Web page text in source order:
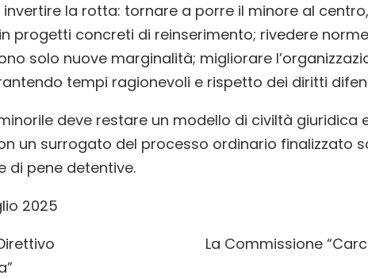
la rotta: tornare a porre il minore al centro,
progetti concreti di reinserimento; rivedere
solo nuove marginalità; migliorare
tempi ragionevoli e rispetto dei diritti
deve restare un modello di civiltà giuridica
un surrogato del processo ordinario finalizzato
di pene detentive.
2025
Direttivo La Commissione